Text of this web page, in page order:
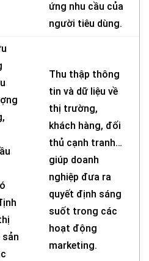
ứng nhu cầu của
người tiêu dùng.
Thu thập thông
tin và dữ liệu về
thị trường,
khách hàng, đối
thủ cạnh tranh…
giúp doanh
nghiệp đưa ra
quyết định sáng
suốt trong các
hoạt động
marketing.